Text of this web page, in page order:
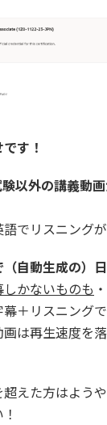
す！
以外の講義動
でリスニング
（自動生成の）
かないものも
＋リスニング
は再生速度を
えた方はよう